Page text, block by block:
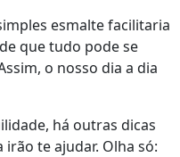
esmalte facilitaria
que tudo pode se
o nosso dia a dia
há outras dicas
te ajudar. Olha só: